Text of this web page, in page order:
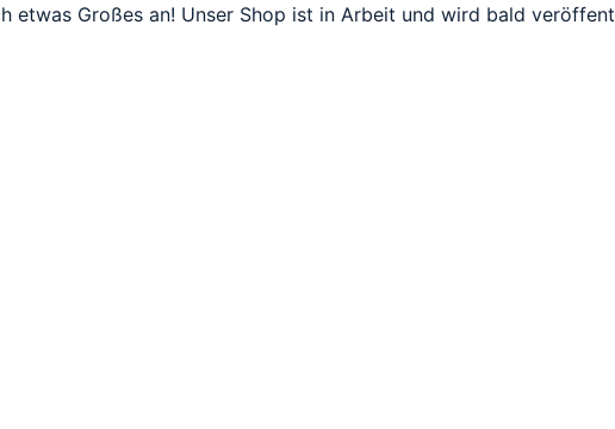
etwas Großes an! Unser Shop ist in Arbeit und wird bald